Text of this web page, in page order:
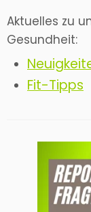
Aktuelles zu
Gesundheit:
Fit-Tipps